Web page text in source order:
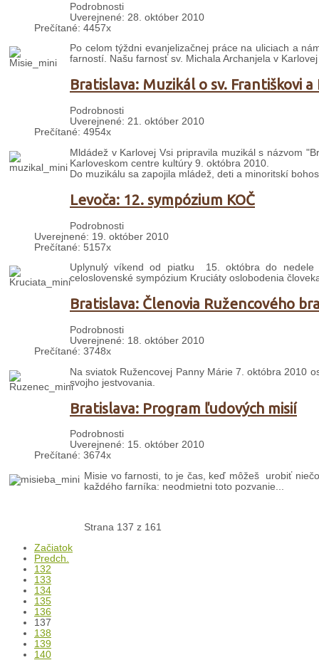
Podrobnosti
Uverejnené: 28. október 2010
Prečítané: 4457x
Po celom týždni evanjelizačnej práce na uliciach a
farností. Našu farnosť sv. Michala Archanjela v
Bratislava: Muzikál o sv. Františkovi a
Podrobnosti
Uverejnené: 21. október 2010
Prečítané: 4954x
Mldádež v Karlovej Vsi pripravila muzikál s názvom
Karloveskom centre kultúry 9. októbra 2010.
Do muzikálu sa zapojila mládež, deti a minoritskí
Levoča: 12. sympózium KOČ
Podrobnosti
Uverejnené: 19. október 2010
Prečítané: 5157x
Uplynulý víkend od piatku 15. októbra do nedele
celoslovenské sympózium Kruciáty oslobodenia
Bratislava: Členovia Ružencového
Podrobnosti
Uverejnené: 18. október 2010
Prečítané: 3748x
Na sviatok Ružencovej Panny Márie 7. októbra 2010
svojho jestvovania.
Bratislava: Program ľudových misií
Podrobnosti
Uverejnené: 15. október 2010
Prečítané: 3674x
Misie vo farnosti, to je čas, keď môžeš urobiť
každého farníka: neodmietni toto pozvanie...
Strana 137 z 161
Začiatok
Predch.
132
133
134
135
136
137
138
139
140